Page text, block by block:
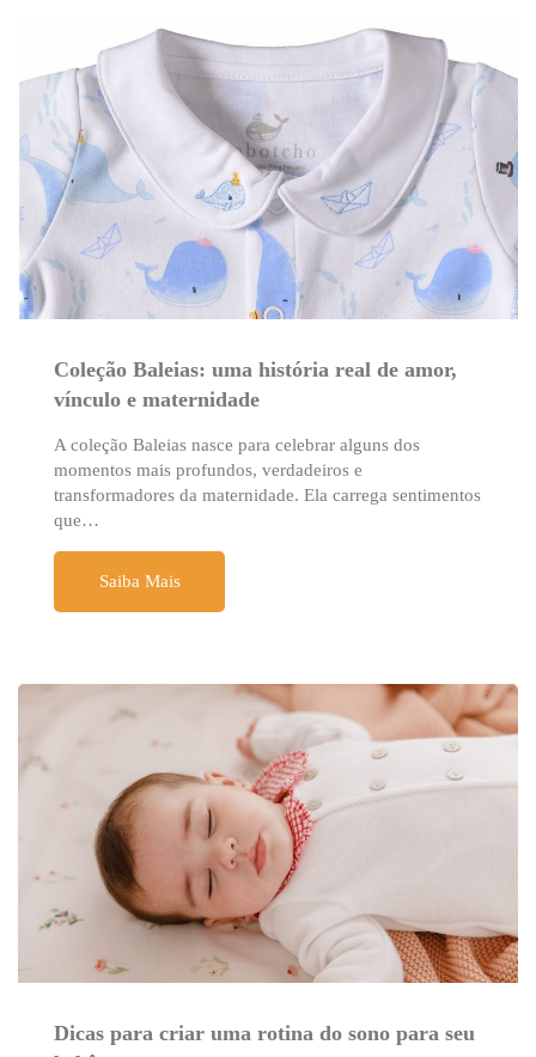
Coleção Baleias: uma história real de amor,
vínculo e maternidade
A coleção Baleias nasce para celebrar alguns dos
momentos mais profundos, verdadeiros e
transformadores da maternidade. Ela carrega sentimentos
que…
Saiba Mais
Dicas para criar uma rotina do sono para seu